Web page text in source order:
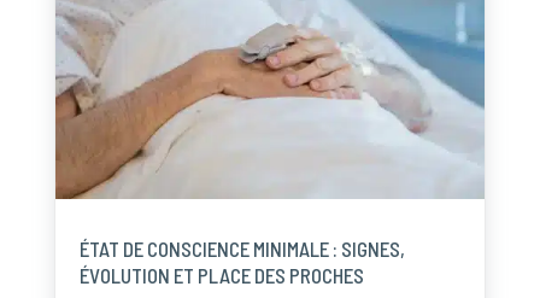
ÉTAT DE CONSCIENCE MINIMALE : SIGNES,
ÉVOLUTION ET PLACE DES PROCHES